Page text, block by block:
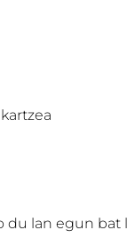
lan egun